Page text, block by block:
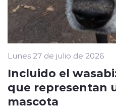
Lunes 27 de julio de 2026
Incluido el
que representan
mascota